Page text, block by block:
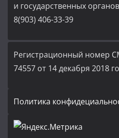
и государственных
8(903) 406-33-39
Регистрационный номер
74557 от 14 декабря 2018
Политика